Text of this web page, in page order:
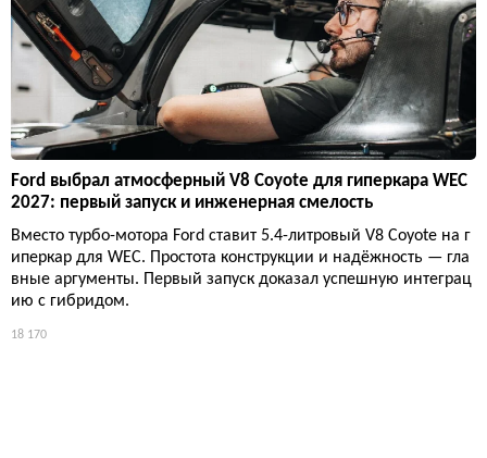
Ford выбрал атмосферный V8 Coyote для гиперкара WEC
2027: первый запуск и инженерная смелость
Вместо турбо-мотора Ford ставит 5.4-литровый V8 Coyote на г
иперкар для WEC. Простота конструкции и надёжность — гла
вные аргументы. Первый запуск доказал успешную интеграц
ию с гибридом.
18 170